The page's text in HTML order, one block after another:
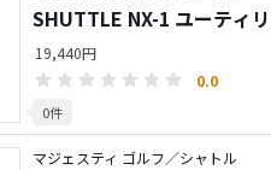
SHUTTLE NX-1 ユーティ
19,440円
0.0
0件
マジェスティ ゴルフ／シャトル